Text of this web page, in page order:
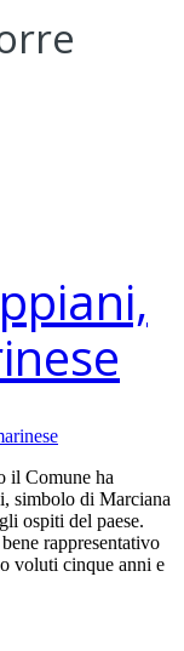
il Comune ha
simbolo di Marciana
ospiti del paese.
rappresentativo
voluti cinque anni e